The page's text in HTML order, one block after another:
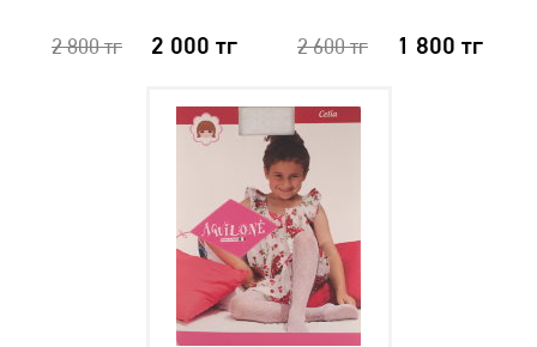
2 800тг 2 000 тг 2 600тг 1 800 тг